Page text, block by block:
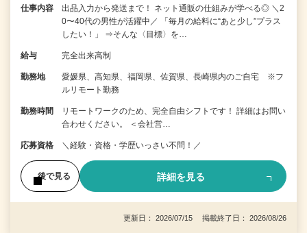
仕事内容
出品入力から発送まで！ ネット通販の仕組みが学べる◎ ＼2
0〜40代の男性が活躍中／ 「毎月の給料に“あと少し”プラス
したい！」 ⇒そんな〈目標〉を…
給与 完全出来高制
勤務地
愛媛県、高知県、福岡県、佐賀県、長崎県内のご自宅 ※フ
ルリモート勤務
勤務時間
リモートワークのため、完全自由シフトです！ 詳細はお問い
合わせください。 ＜会社営…
応募資格 ＼経験・資格・学歴いっさい不問！／
後で見る 詳細を見る
更新日： 2026/07/15 掲載終了日： 2026/08/26